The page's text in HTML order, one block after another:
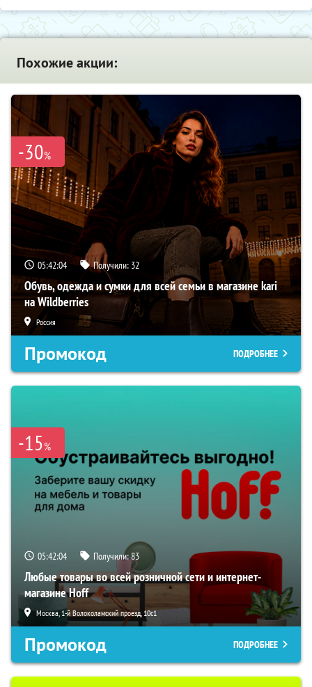
Похожие акции:
-30%
05:42:03 Получили: 32
Обувь, одежда и сумки для всей семьи в магазине kari
на Wildberries
Россия
Промокод ПОДРОБНЕЕ
-15%
05:42:03 Получили:83
Любые товары во всей розничной сети и интернет-
магазине Hoff
Москва, 1-й Волоколамский проезд, 10с1
Промокод ПОДРОБНЕЕ